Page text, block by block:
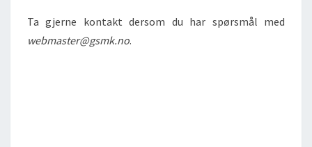
Ta gjerne kontakt dersom du har spørsmål med
webmaster@gsmk.no.